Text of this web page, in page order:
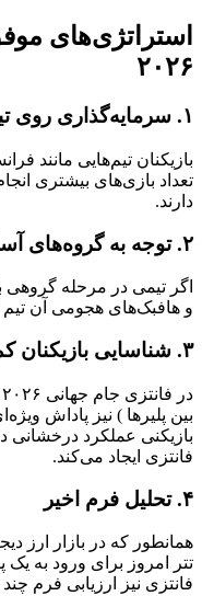
استراتژی‌های
۲۰۲۶
۱. سرمایه‌گذاری روی تیم‌های مدعی
بازیکنان تیم‌هایی مانند
تعداد بازی‌های بیشتری
دارند.
۲. توجه به گروه‌های آسان
اگر تیمی در مرحله گروهی
و هافبک‌های هجومی آن تیم
۳. شناسایی بازیکنان کم‌مالکیت
بین پلیرها ) نیز پاداش
بازیکنی عملکرد درخشانی
فانتزی ایجاد می‌کند.
۴. تحلیل فرم اخیر
همانطور که در بازار ارز
تتر امروز برای ورود به
فانتزی نیز ارزیابی فرم